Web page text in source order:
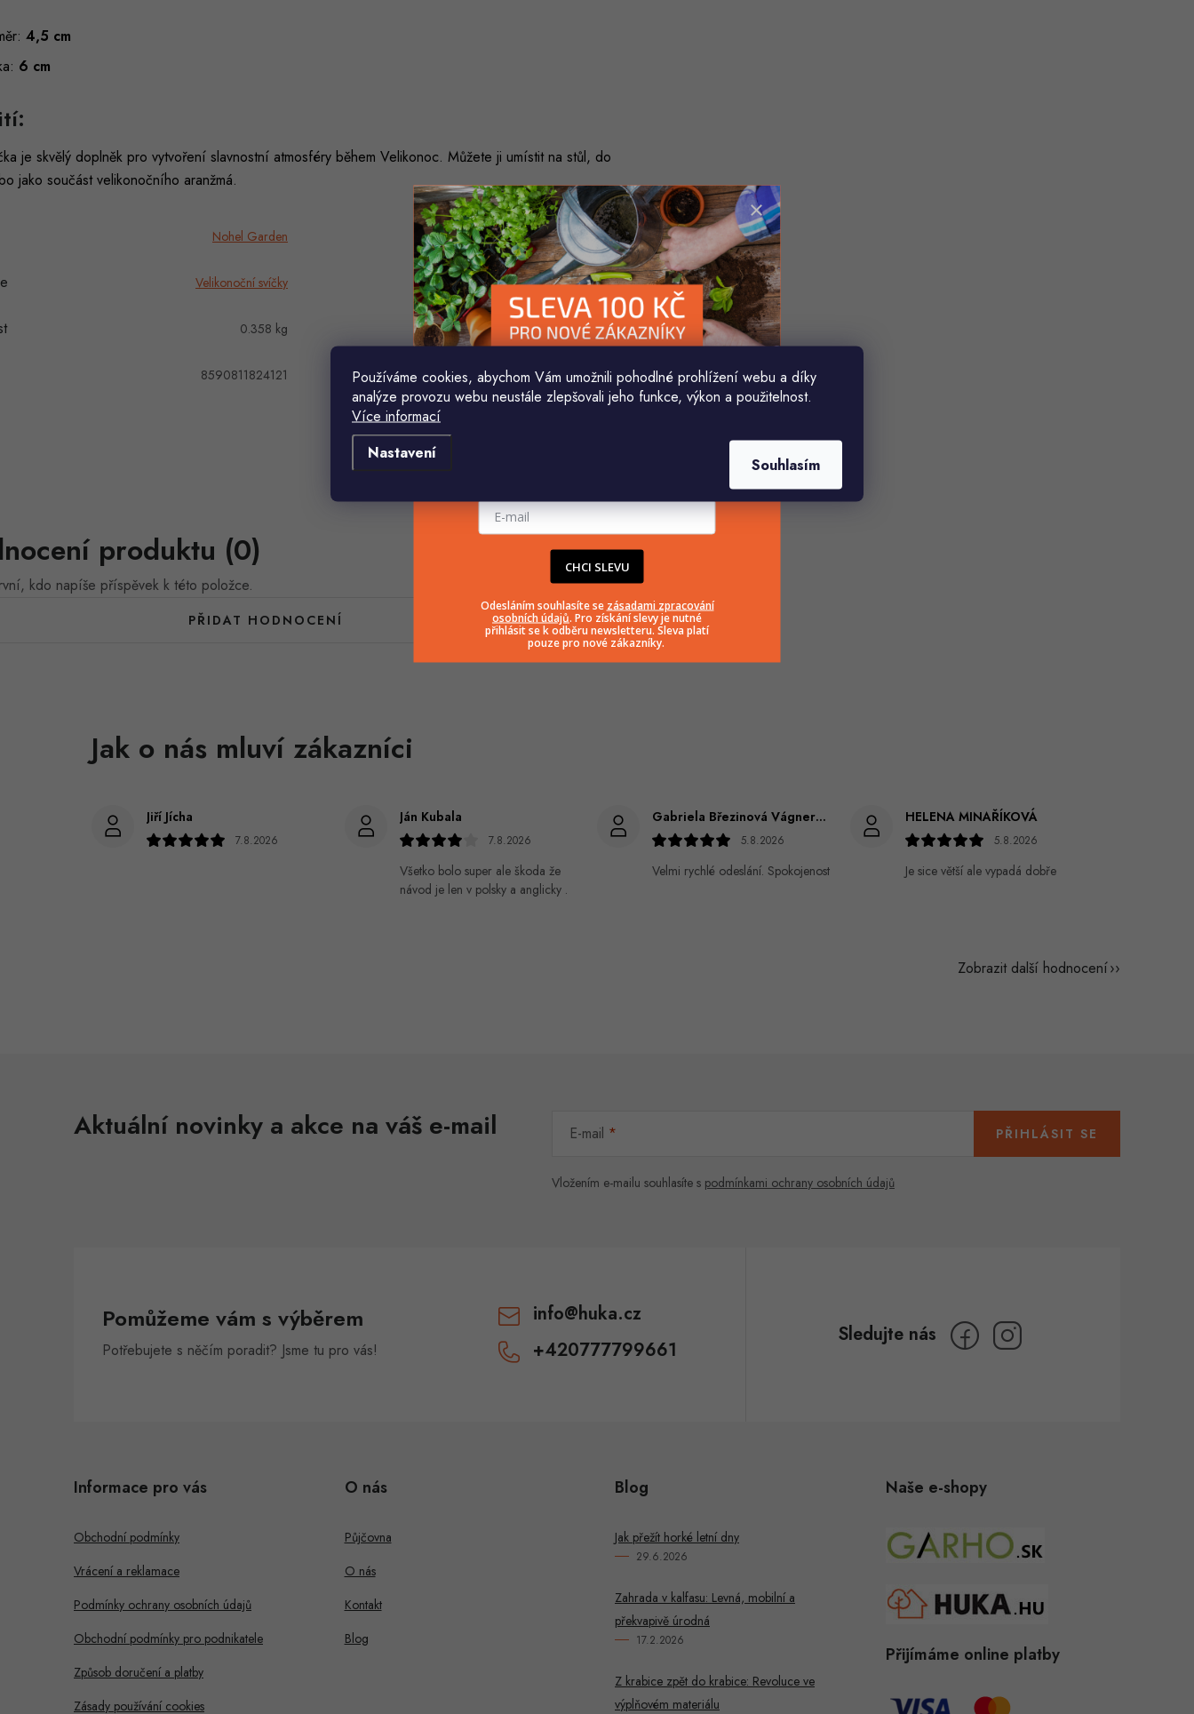
Používáme cookies, abychom Vám umožnili pohodlné prohlížení webu a díky
analýze provozu webu neustále zlepšovali jeho funkce, výkon a použitelnost.
Více informací
Nastavení
Souhlasím
4,5 cm
6 cm
je skvělý doplněk pro vytvoření slavnostní atmosféry během Velikonoc. Můžete ji umístit na stůl, do
jako součást velikonočního aranžmá.
Nohel Garden
Velikonoční svíčky
0.358 kg
8590811824121
produktu (0)
kdo napíše příspěvek k této položce.
PŘIDAT HODNOCENÍ
Jiří Jícha
7.8.2026
Ján Kubala
7.8.2026
Všetko bolo super ale škoda že
návod je len v polsky a anglicky .
Gabriela Březinová Vágnerová
5.8.2026
Velmi rychlé odeslání. Spokojenost
HELENA MINAŘÍKOVÁ
5.8.2026
Je sice větší ale vypadá dobře
Zobrazit další hodnocení
Aktuální novinky a akce na váš e-mail E-mail
Vložením e-mailu souhlasíte s podmínkami ochrany osobních údajů
PŘIHLÁSIT SE
Pomůžeme vám s výběrem
Potřebujete s něčím poradit? Jsme tu pro vás!
info@huka.cz
+420777799661
Informace pro vás
Obchodní podmínky
Vrácení a reklamace
Podmínky ochrany osobních údajů
Obchodní podmínky pro podnikatele
Způsob doručení a platby
Zásady používání cookies
O nás
Půjčovna
O nás
Kontakt
Blog
Blog
Jak přežít horké letní dny
29.6.2026
Zahrada v kalfasu: Levná, mobilní a
překvapivě úrodná
17.2.2026
Z krabice zpět do krabice: Revoluce ve
výplňovém materiálu
Naše e-shopy
Přijímáme online platby
CHCI SLEVU
Odesláním souhlasíte se zásadami zpracování
osobních údajů. Pro získání slevy je nutné
přihlásit se k odběru newsletteru. Sleva platí
pouze pro nové zákazníky.